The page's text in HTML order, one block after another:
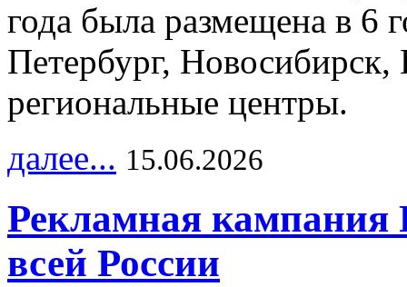
года была размещена в 6
Петербург,
региональные центры.
далее... 15.06.2026
Рекламная
всей России